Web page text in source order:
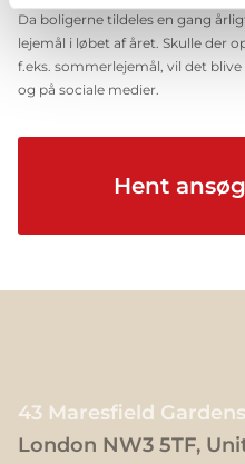
Da boligerne tildeles en gang
lejemål i løbet af året. Skulle der
f.eks. sommerlejemål, vil det
og på sociale medier.
Hent
43 Maresfield Gardens
London NW3 5TF,